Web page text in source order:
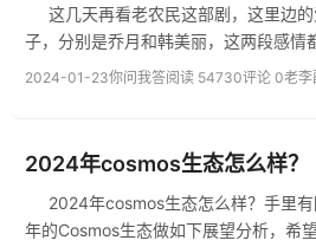
这几天再看老农民这部剧，这里边的爱情故
2024-01-23你问我答阅读 54730评论 0老李
2024年cosmos生态怎么样？
2024年cosmos生态怎么样？手里有阿童